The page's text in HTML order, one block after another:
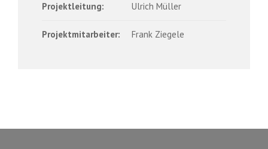
Projektleitung: Ulrich Müller
Projektmitarbeiter: Frank Ziegele